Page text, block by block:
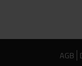
AGB